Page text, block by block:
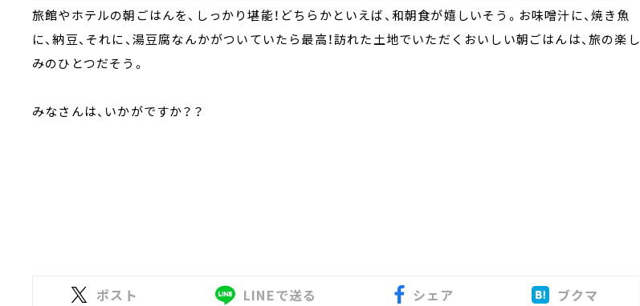
旅館やホテルの朝ごはんを、しっかり堪能！どちらかといえば、和朝食が嬉しいそう。お味噌汁に、焼き魚
に、納豆、それに、湯豆腐なんかがついていたら最高！訪れた土地でいただくおいしい朝ごはんは、旅の楽し
みのひとつだそう。
みなさんは、いかがですか？？
ポスト LINEで送る シェア ブクマ